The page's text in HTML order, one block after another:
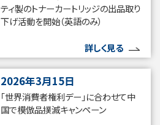
ティ製のトナーカートリッジの出品取り
下げ活動を開始（英語のみ）
詳しく見る
2026年3月15日
「世界消費者権利デー」に合わせて中
国で模倣品撲滅キャンペーン